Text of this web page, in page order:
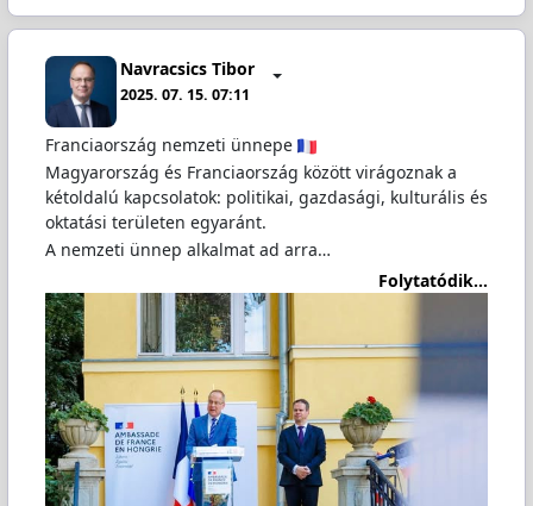
Navracsics Tibor
2025. 07. 15. 07:11
Franciaország nemzeti ünnepe
Magyarország és Franciaország között virágoznak a
kétoldalú kapcsolatok: politikai, gazdasági, kulturális és
oktatási területen egyaránt.
A nemzeti ünnep alkalmat ad arra…
Folytatódik...